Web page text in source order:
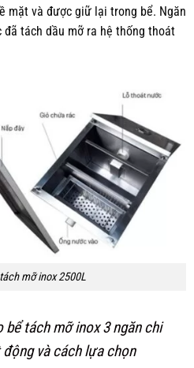
mặt và được giữ lại trong bể. Ngăn
tách dầu mỡ ra hệ thống thoát
mỡ inox 2500L
bể tách mỡ inox 3 ngăn chi
và cách lựa chọn